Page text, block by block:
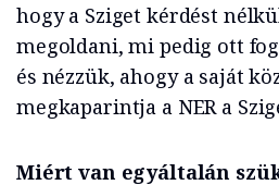
hogy a Sziget kérdést
megoldani, mi pedig ott
és nézzük, ahogy a saját
megkaparintja a NER a
Miért van egyáltalán